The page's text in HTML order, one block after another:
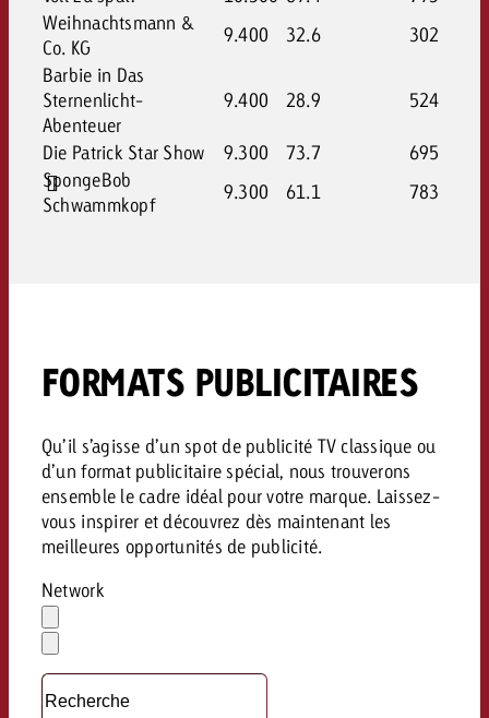
Weihnachtsmann &
Co. KG
9.400 32.6
302
Barbie in Das
Sternenlicht-
Abenteuer
9.400 28.9 524
Die Patrick Star Show 9.300 73.7
695
SpongeBob
Schwammkopf
9.300 61.1 783
FORMATS PUBLICITAIRES
Qu’il s’agisse d’un spot de publicité TV classique ou
d’un format publicitaire spécial, nous trouverons
ensemble le cadre idéal pour votre marque. Laissez-
vous inspirer et découvrez dès maintenant les
meilleures opportunités de publicité.
Network
Effacer
la
Ouvrir
le
menu
déroulant